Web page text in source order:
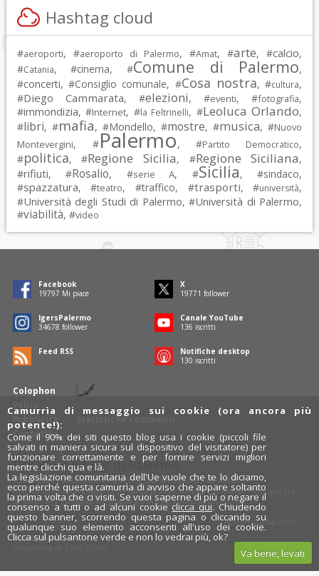
Hashtag cloud
#aeroporti, #aeroporto di Palermo, #Amat, #arte, #calcio,
#Catania, #cinema, #Comune di Palermo,
#concerti, #Consiglio comunale, #Cosa nostra, #cultura,
#Diego Cammarata, #elezioni, #eventi, #fotografia,
#immondizia, #Internet, #la Feltrinelli, #Leoluca Orlando,
#libri, #mafia, #Mondello, #mostre, #musica, #Nuovo
Montevergini, #Palermo, #Partito Democratico,
#politica, #Regione Sicilia, #Regione Siciliana,
#rifiuti, #Rosalio, #serie A, #Sicilia, #sindaco,
#spazzatura, #teatro, #traffico, #trasporti, #università,
#Università degli Studi di Palermo, #Università di Palermo,
#viabilità, #video
Colophon
Policy
Pubblicità
Contatti
Statistiche commenti
Facebook
19797 Mi piace
X
19771 follower
IgersPalermo
34678 follower
Canale YouTube
136 iscritti
Feed RSS
Notifiche desktop
130 iscritti
Rosalio è il blog di Palermo
754 autoriraccontano Palermo dal loro punto di vista.
Anche tu puoi essere uno degli autori: inviaci un' e-mail. Rosalio ha
anche una sezionefotobloge una sezionevideoblog.
Designcut&paste
Rosalio.it
x
Instagram
Camurrìa di messaggio sui cookie (ora ancora più
potente!):
Come il 90% dei siti questo blog usa i cookie (piccoli file
salvati in maniera sicura sul dispositivo del visitatore) per
funzionare correttamente e per fornire servizi migliori
mentre clicchi qua e là.
La legislazione comunitaria dell'Ue vuole che te lo diciamo,
ecco perché questa camurrìa di avviso che appare soltanto
la prima volta che ci visiti. Se vuoi saperne di più o negare il
consenso a tutti o ad alcuni cookie clicca qui. Chiudendo
questo banner, scorrendo questa pagina o cliccando su
qualunque suo elemento acconsenti all'uso dei cookie.
Clicca sul pulsantone verde e non lo vedrai più, ok?
Va bene, levati